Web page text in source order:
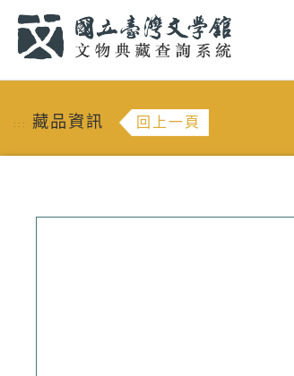
::: 藏品資訊 回上一頁